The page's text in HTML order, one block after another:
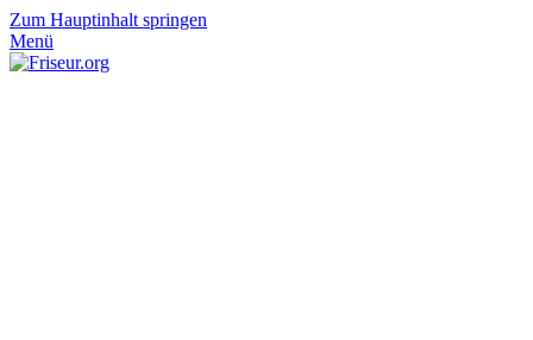
Zum Hauptinhalt springen
Menü